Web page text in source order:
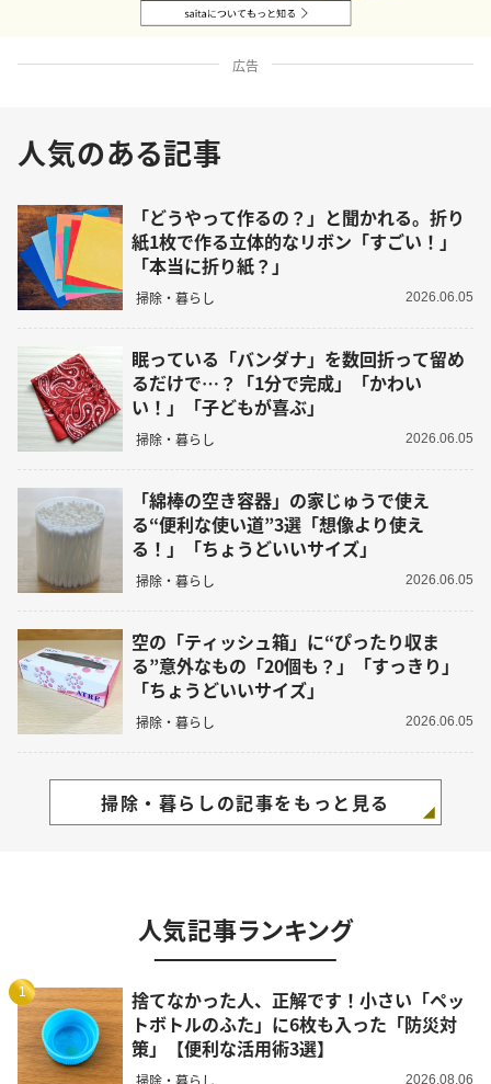
広告
人気のある記事
「どうやって作るの？」と聞かれる。折り
紙1枚で作る立体的なリボン「すごい！」
「本当に折り紙？」
掃除・暮らし 2026.06.05
眠っている「バンダナ」を数回折って留め
るだけで…？「1分で完成」「かわい
い！」「子どもが喜ぶ」
掃除・暮らし 2026.06.05
「綿棒の空き容器」の家じゅうで使え
る“便利な使い道”3選「想像より使え
る！」「ちょうどいいサイズ」
掃除・暮らし 2026.06.05
空の「ティッシュ箱」に“ぴったり収ま
る”意外なもの「20個も？」「すっきり」
「ちょうどいいサイズ」
掃除・暮らし 2026.06.05
掃除・暮らしの記事をもっと見る
人気記事ランキング
1
捨てなかった人、正解です！小さい「ペッ
トボトルのふた」に6枚も入った「防災対
策」【便利な活用術3選】
掃除・暮らし 2026.08.06